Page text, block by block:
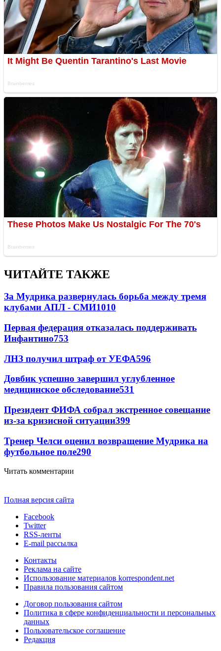
ЧИТАЙТЕ ТАКЖЕ
За Мудрика развернулась борьба между тремя
клубами АПЛ - СМИ1010
Первая федерация отказалась поддерживать
Инфантино753
ЛНЗ получил штраф от УЕФА596
Довбик успешно завершил углубленное
медицинское обследование531
Президент ФИФА собрал экстренное совещание
из-за кризисной ситуации399
Тренер Челси оценил возвращение Мудрика на
футбольное поле290
Читать комментарии
Полная версия сайта
Facebook
Twitter
RSS-ленты
E-mail рассылка
Контакты
Реклама на сайте
Использование материалов korrespondent.net
Правила пользования сайтом
Договор пользования сайтом
Политика в сфере конфиденциальности и персональных
данных
Пользовательское соглашение
Редакция